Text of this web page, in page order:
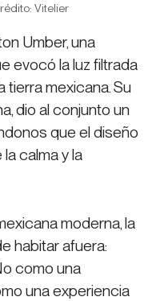
Vitelier
Umber, una
evocó la luz filtrada
tierra mexicana. Su
dio al conjunto un
que el diseño
calma y la
moderna, la
habitar afuera:
como una
una experiencia